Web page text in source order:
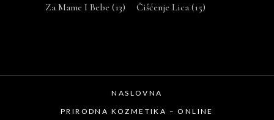
Za Mame I Bebe (13) Čišćenje Lica (15)
NASLOVNA
PRIRODNA KOZMETIKA – ONLINE